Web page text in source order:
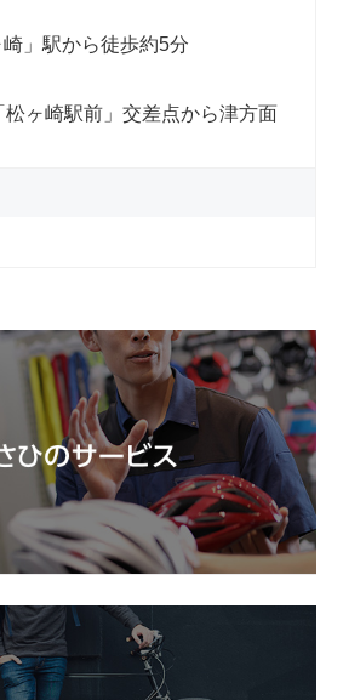
」駅から徒歩約5分
松ヶ崎駅前」交差点から津方面